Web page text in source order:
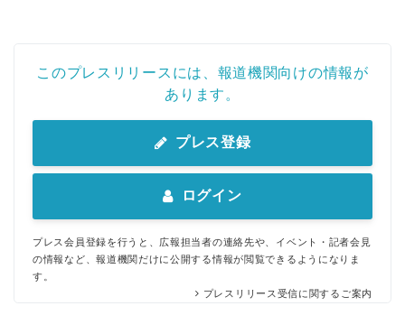
このプレスリリースには、報道機関向けの情報が
あります。
プレス登録
ログイン
プレス会員登録を行うと、広報担当者の連絡先や、イベント・記者会見
の情報など、報道機関だけに公開する情報が閲覧できるようになりま
す。
プレスリリース受信に関するご案内